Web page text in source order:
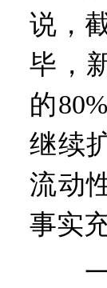
说，
毕，
的
继续
流动
事实
一